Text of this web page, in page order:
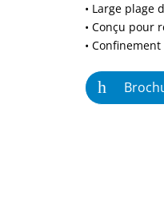
• Large plage
• Conçu pour
• Confinement